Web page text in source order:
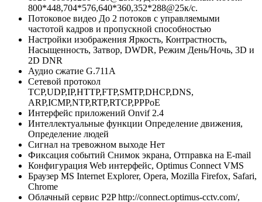
800*448,704*576,640*360,352*288@25к/с.
Потоковое видео До 2 потоков с управляемыми
частотой кадров и пропускной способностью
Настройки изображения Яркость, Контрастность,
Насыщенность, Затвор, DWDR, Режим День/Ночь, 3D и
2D DNR
Аудио сжатие G.711A
Сетевой протокол
TCP,UDP,IP,HTTP,FTP,SMTP,DHCP,DNS,
ARP,ICMP,NTP,RTP,RTCP,PPPoE
Интерфейс приложений Onvif 2.4
Интеллектуальные функции Определение движения,
Определение людей
Сигнал на тревожном выходе Нет
Фиксация событий Снимок экрана, Отправка на E-mail
Конфигурация Web интерфейс, Optimus Connect VMS
Браузер MS Internet Explorer, Opera, Mozilla Firefox, Safari,
Chrome
Облачный сервис P2P http://connect.optimus-cctv.com/,